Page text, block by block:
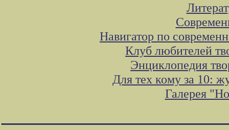
Навигатор по
Клуб любителей
Энциклопедия
Для тех кому за 10:
Галерея